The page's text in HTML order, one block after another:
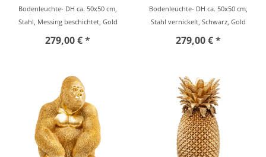
Bodenleuchte- DH ca. 50x50 cm,
Stahl, Messing beschichtet, Gold
279,00 € *
Bodenleuchte- DH ca. 50x50 cm,
Stahl vernickelt, Schwarz, Gold
279,00 € *